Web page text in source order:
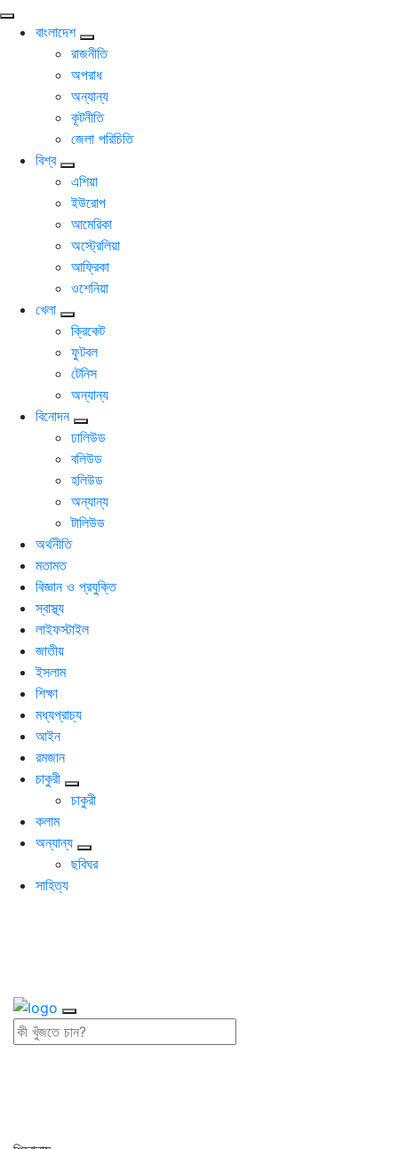
বাংলাদেশ
রাজনীতি
অপরাধ
অন্যান্য
কূটনীতি
জেলা পরিচিতি
বিশ্ব
এশিয়া
ইউরোপ
আমেরিকা
অস্ট্রেলিয়া
আফ্রিকা
ওশেনিয়া
খেলা
ক্রিকেট
ফুটবল
টেনিস
অন্যান্য
বিনোদন
ঢালিউড
বলিউড
হলিউড
অন্যান্য
টালিউড
অর্থনীতি
মতামত
বিজ্ঞান ও প্রযুক্তি
স্বাস্থ্য
লাইফস্টাইল
জাতীয়
ইসলাম
শিক্ষা
মধ্যপ্রাচ্য
আইন
রমজান
চাকুরী
চাকুরী
কলাম
অন্যান্য
ছবিঘর
সাহিত্য